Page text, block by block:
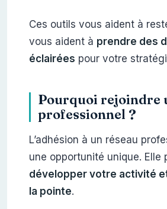
Ces outils vous aident à
vous aident à prendre des
éclairées pour votre
Pourquoi rejoindre
professionnel ?
L’adhésion à un réseau
une opportunité unique. Elle
développer votre activité
la pointe.